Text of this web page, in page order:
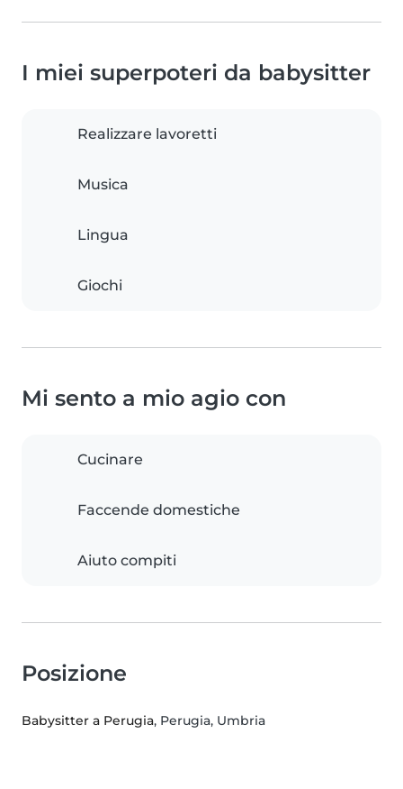
I miei superpoteri da babysitter
Realizzare lavoretti
Musica
Lingua
Giochi
Mi sento a mio agio con
Cucinare
Faccende domestiche
Aiuto compiti
Posizione
Babysitter a Perugia, Perugia, Umbria